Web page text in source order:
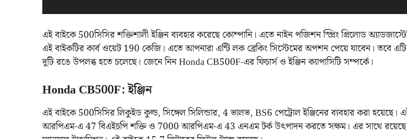
এই বাইকে 500সিসির শক্তিশালী ইঞ্জিন ব্যবহার করেছে কোম্পানি। এতে নাইন পজিশন স্প্রিং প্রিলোড
এই বাইকটির কার্ব ওয়েট 190 কেজি। এতে আপনারা এন্টি লক ব্রেকিং সিস্টেমের অপশন পেয়ে যাবেন। তবে
দুটি রঙে উপলব্ধ হতে চলেছে। জেনে নিন Honda CB500F-এর ফিচার্স ও ইঞ্জিন ক্যাপাসিটি সম্পর্কে।
Honda CB500F: ইঞ্জিন
এই বাইকে 500সিসির লিকুইড কুল্ড, সিঙ্গেল সিলিন্ডার, 4 ভালভ, BS6 পেট্রোল ইঞ্জিনের ব্যবহার করা হয়েছে।
আরপিএম-এ 47 বিএইচপি শক্তি ও 7000 আরপিএম-এ 43 এনএম টর্ক উৎপাদন করতে সক্ষম। এর সাথে